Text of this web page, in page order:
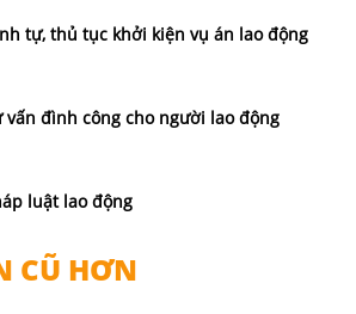
tự, thủ tục khởi kiện vụ án lao động
vấn đình công cho người lao động
luật lao động
CŨ HƠN